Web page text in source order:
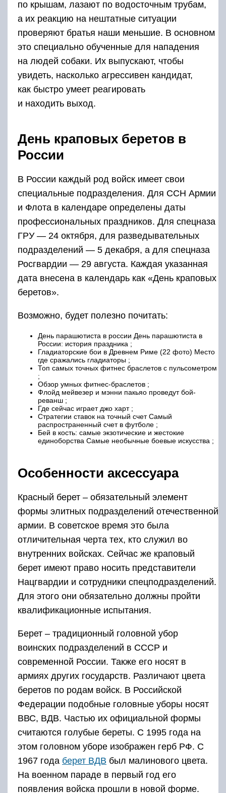
по крышам, лазают по водосточным трубам,
а их реакцию на нештатные ситуации
проверяют братья наши меньшие. В основном
это специально обученные для нападения
на людей собаки. Их выпускают, чтобы
увидеть, насколько агрессивен кандидат,
как быстро умеет реагировать
и находить выход.
День краповых беретов в
России
В России каждый род войск имеет свои
специальные подразделения. Для ССН Армии
и Флота в календаре определены даты
профессиональных праздников. Для спецназа
ГРУ — 24 октября, для разведывательных
подразделений — 5 декабря, а для спецназа
Росгвардии — 29 августа. Каждая указанная
дата внесена в календарь как «День краповых
беретов».
Возможно, будет полезно почитать:
День парашютиста в россии День парашютиста в
России: история праздника ;
Гладиаторские бои в Древнем Риме (22 фото) Место
где сражались гладиаторы ;
Топ самых точных фитнес браслетов с пульсометром
;
Обзор умных фитнес-браслетов ;
Флойд мейвезер и мэнни пакьяо проведут бой-
реванш ;
Где сейчас играет джо харт ;
Стратегии ставок на точный счет Самый
распространенный счет в футболе ;
Бей в кость: самые экзотические и жестокие
единоборства Самые необычные боевые искусства ;
Особенности аксессуара
Красный берет – обязательный элемент
формы элитных подразделений отечественной
армии. В советское время это была
отличительная черта тех, кто служил во
внутренних войсках. Сейчас же краповый
берет имеют право носить представители
Нацгвардии и сотрудники спецподразделений.
Для этого они обязательно должны пройти
квалификационные испытания.
Берет – традиционный головной убор
воинских подразделений в СССР и
современной России. Также его носят в
армиях других государств. Различают цвета
беретов по родам войск. В Российской
Федерации подобные головные уборы носят
ВВС, ВДВ. Частью их официальной формы
считаются голубые береты. С 1995 года на
этом головном уборе изображен герб РФ. С
1967 года берет ВДВ был малинового цвета.
На военном параде в первый год его
появления войска прошли в новой форме.